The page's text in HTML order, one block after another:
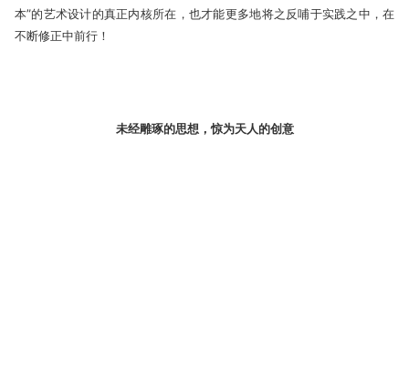
本”的艺术设计的真正内核所在，也才能更多地将之反哺于实践之中，在
不断修正中前行！
未经雕琢的思想，惊为天人的创意